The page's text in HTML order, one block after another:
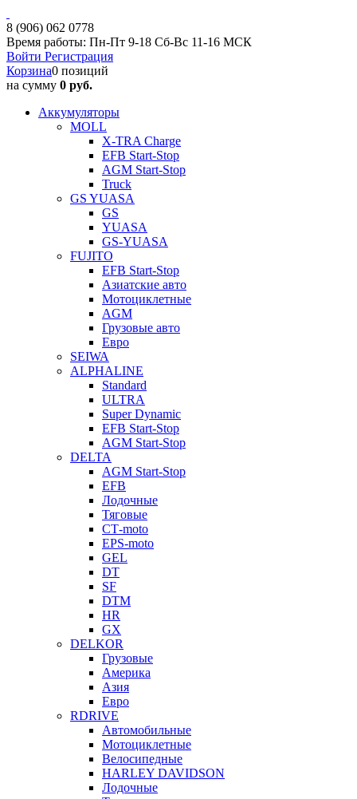
8 (906) 062 0778
Время работы: Пн-Пт 9-18 Сб-Вс 11-16 МСК
Войти Регистрация
Корзина0 позиций
на сумму 0 руб.
Аккумуляторы
MOLL
X-TRA Charge
EFB Start-Stop
AGM Start-Stop
Truck
GS YUASA
GS
YUASA
GS-YUASA
FUJITO
EFB Start-Stop
Азиатские авто
Мотоциклетные
AGM
Грузовые авто
Евро
SEIWA
ALPHALINE
Standard
ULTRA
Super Dynamic
EFB Start-Stop
AGM Start-Stop
DELTA
AGM Start-Stop
EFB
Лодочные
Тяговые
СТ-moto
EPS-moto
GEL
DT
SF
DTM
HR
GX
DELKOR
Грузовые
Америка
Азия
Евро
RDRIVE
Автомобильные
Мотоциклетные
Велосипедные
HARLEY DAVIDSON
Лодочные